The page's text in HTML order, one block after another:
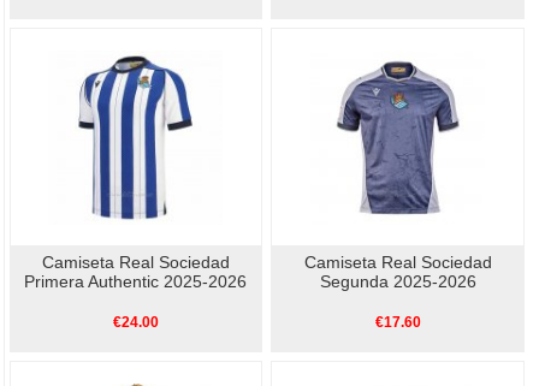
Camiseta Real Sociedad
Primera Authentic 2025-2026
€24.00
Camiseta Real Sociedad
Segunda 2025-2026
€17.60